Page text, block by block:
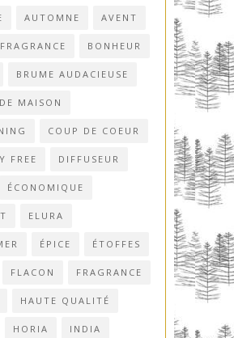
AUTOMNE AVENT
BONHEUR
BRUME AUDACIEUSE
MAISON
COUP DE COEUR
FREE DIFFUSEUR
ÉCONOMIQUE
ELURA
ÉPICE ÉTOFFES
FLACON FRAGRANCE
HAUTE QUALITÉ
HORIA INDIA